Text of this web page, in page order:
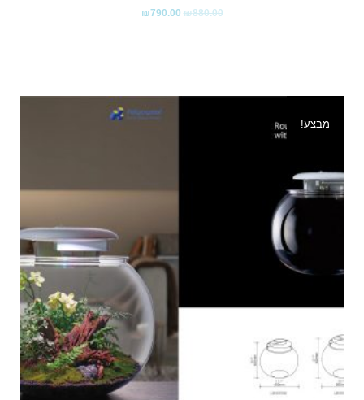
₪880.00
₪790.00
מבצע!